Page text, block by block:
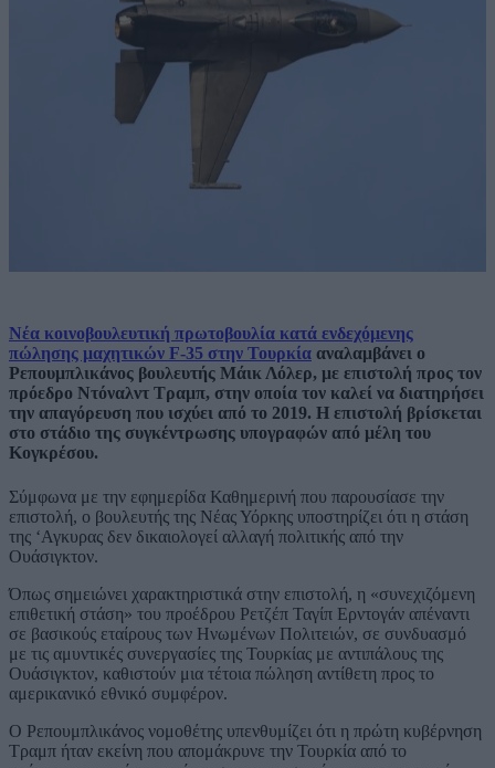
Νέα κοινοβουλευτική πρωτοβουλία κατά ενδεχόμενης
πώλησης μαχητικών F-35 στην Τουρκία αναλαμβάνει ο
Ρεπουμπλικάνος βουλευτής Μάικ Λόλερ, με επιστολή προς τον
πρόεδρο Ντόναλντ Τραμπ, στην οποία τον καλεί να διατηρήσει
την απαγόρευση που ισχύει από το 2019. Η επιστολή βρίσκεται
στο στάδιο της συγκέντρωσης υπογραφών από μέλη του
Κογκρέσου.
Σύμφωνα με την εφημερίδα Καθημερινή που παρουσίασε την
επιστολή, ο βουλευτής της Νέας Υόρκης υποστηρίζει ότι η στάση
της ‘Αγκυρας δεν δικαιολογεί αλλαγή πολιτικής από την
Ουάσιγκτον.
Όπως σημειώνει χαρακτηριστικά στην επιστολή, η «συνεχιζόμενη
επιθετική στάση» του προέδρου Ρετζέπ Ταγίπ Ερντογάν απέναντι
σε βασικούς εταίρους των Ηνωμένων Πολιτειών, σε συνδυασμό
με τις αμυντικές συνεργασίες της Τουρκίας με αντιπάλους της
Ουάσιγκτον, καθιστούν μια τέτοια πώληση αντίθετη προς το
αμερικανικό εθνικό συμφέρον.
Ο Ρεπουμπλικάνος νομοθέτης υπενθυμίζει ότι η πρώτη κυβέρνηση
Τραμπ ήταν εκείνη που απομάκρυνε την Τουρκία από το